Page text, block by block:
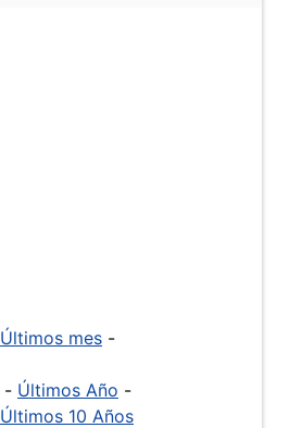
Últimos mes -
- Últimos Año -
Últimos 10 Años